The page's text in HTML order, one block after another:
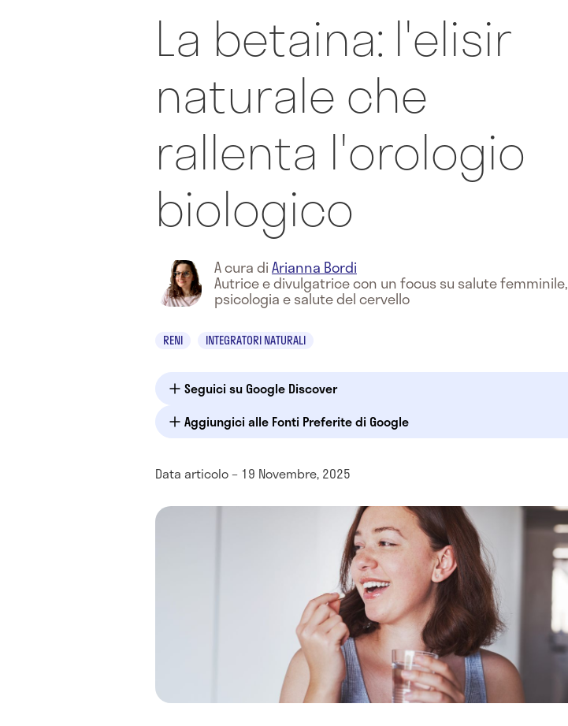
La betaina: l'elisir
naturale che
rallenta l'orologio
biologico
A cura diArianna Bordi
Autrice e divulgatrice con un focus su salute femminile,
psicologia e salute del cervello
RENI INTEGRATORI NATURALI
Seguici su Google Discover
Aggiungici alle Fonti Preferite di Google
Data articolo – 19 Novembre, 2025